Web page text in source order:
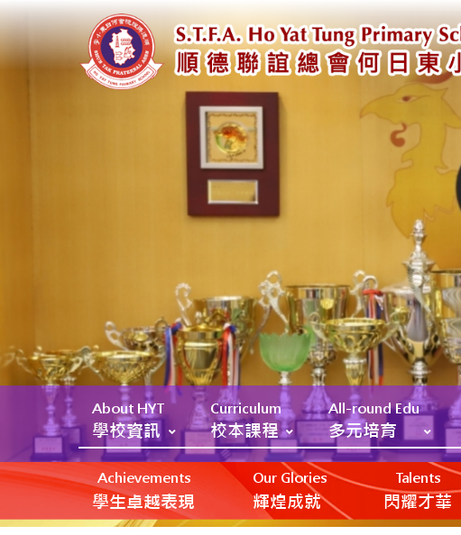
About HYT
學校資訊
Curriculum
校本課程
All-round Edu
多元培育
Achievements
學生卓越表現
Our Glories
輝煌成就
Talents
閃耀才華